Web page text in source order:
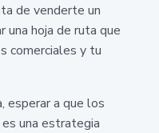
de venderte un
una hoja de ruta que
comerciales y tu
esperar a que los
una estrategia